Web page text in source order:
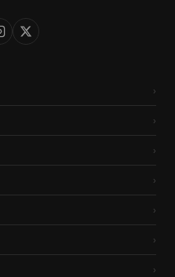
›
›
›
›
›
›
›